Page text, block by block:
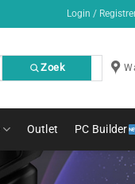
Login /
Zoek
Outlet PC Builder